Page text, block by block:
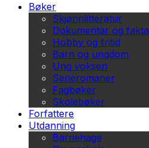
Bøker
Skjønnlitteratur
Dokumentar og fakta
Hobby og fritid
Barn og ungdom
Ung voksen
Serieromaner
Fagbøker
Skolebøker
Forfattere
Utdanning
Barnehage